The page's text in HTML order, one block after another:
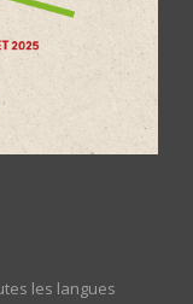
les langues